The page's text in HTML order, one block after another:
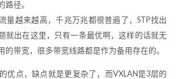
路径。
量越来越高，千兆万兆都很普遍了，STP找出
就出在这里，只有一条最优啊，这样的话就无
的带宽，很多带宽线路都是作为备用存在的。
优点，缺点就是更复杂了，而VXLAN是3层的